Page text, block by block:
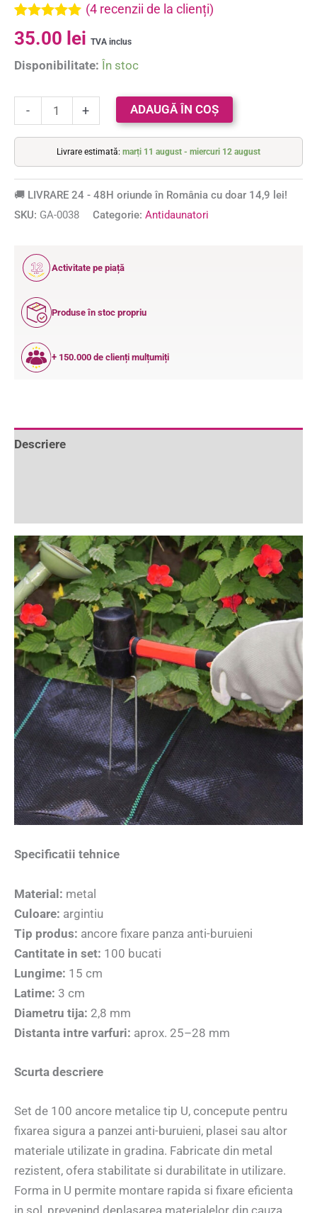
Evaluat la
5.00din 5 pe
4
evaluări de
(4 recenzii de la clienți)
35.00 lei TVA inclus
Disponibilitate: În stoc
- + ADAUGĂ ÎN COȘ
Livrare estimată: marți 11 august - miercuri 12 august
🚚 LIVRARE 24 - 48H oriunde în România cu doar 14,9 lei!
SKU: GA-0038 Categorie: Antidaunatori
12
ANI
Activitate pe piață
Produse în stoc propriu
+ 150.000 de clienți mulțumiți
Descriere
Specificatii tehnice
Material: metal
Culoare: argintiu
Tip produs: ancore fixare panza anti-buruieni
Cantitate in set: 100 bucati
Lungime: 15 cm
Latime: 3 cm
Diametru tija: 2,8 mm
Distanta intre varfuri: aprox. 25–28 mm
Scurta descriere
Set de 100 ancore metalice tip U, concepute pentru
fixarea sigura a panzei anti-buruieni, plasei sau altor
materiale utilizate in gradina. Fabricate din metal
rezistent, ofera stabilitate si durabilitate in utilizare.
Forma in U permite montare rapida si fixare eficienta